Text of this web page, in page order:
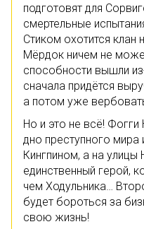
подготовят для
смертельные
Стиком охотится клан
Мёрдок ничем не
способности вышли
сначала придётся
а потом уже
Но и это не всё! Фогги
дно преступного мира
Кингпином, а на
единственный герой,
чем Ходульника…
будет бороться за
свою жизнь!